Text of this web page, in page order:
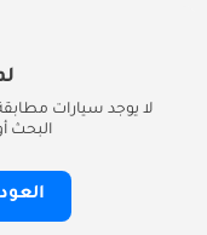
لا يوجد سيارات
البحث